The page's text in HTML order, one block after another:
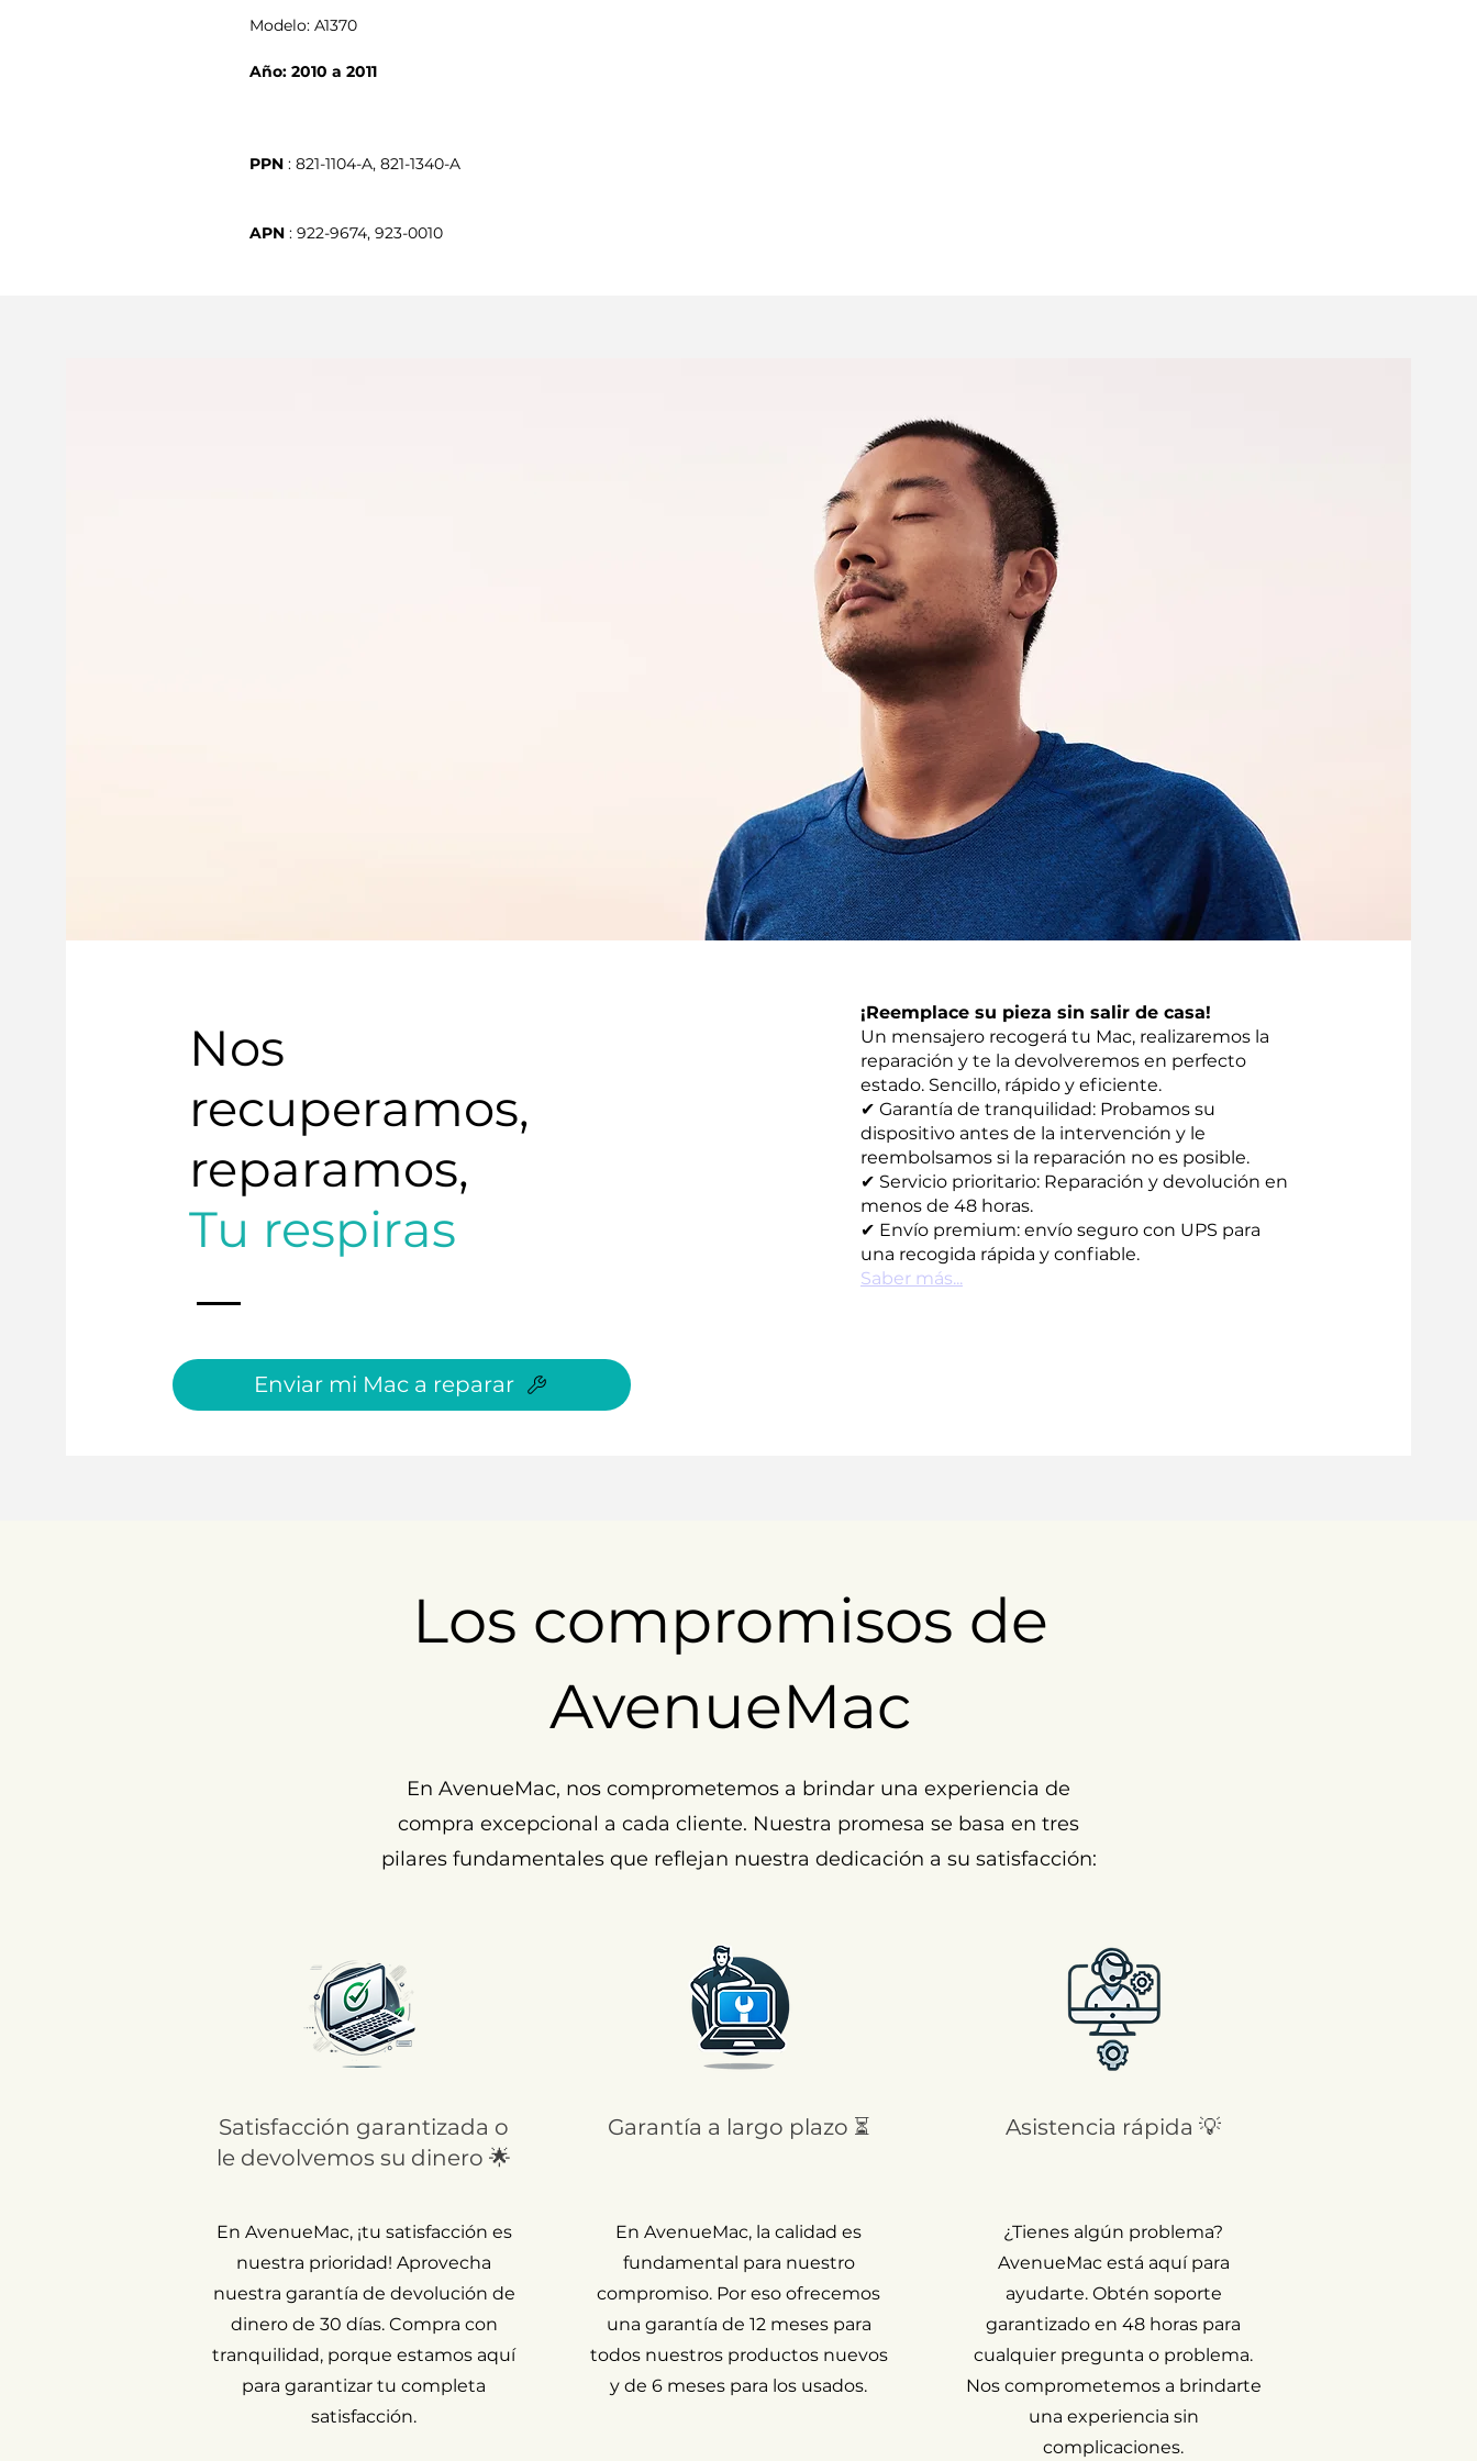
Modelo: A1370
Año: 2010 a 2011
PPN
APN : 922-9674, 923-0010
Nos
recuperamos,
reparamos,
Tu respiras
Enviar mi Mac a reparar
¡Reemplace su pieza sin salir de casa!
Un mensajero recogerá tu Mac, realizaremos la
reparación y te la devolveremos en perfecto
estado. Sencillo, rápido y eficiente.
✔ Garantía de tranquilidad: Probamos su
dispositivo antes de la intervención y le
reembolsamos si la reparación no es posible.
✔ Servicio prioritario: Reparación y devolución en
menos de 48 horas.
✔ Envío premium: envío seguro con UPS para
una recogida rápida y confiable.
Saber más...
Los compromisos de
AvenueMac
En AvenueMac, nos comprometemos a brindar una experiencia de
compra excepcional a cada cliente. Nuestra promesa se basa en tres
pilares fundamentales que reflejan nuestra dedicación a su satisfacción:
Satisfacción garantizada o
le devolvemos su dinero 🌟
En AvenueMac, ¡tu satisfacción es
nuestra prioridad! Aprovecha
nuestra garantía de devolución de
dinero de 30 días. Compra con
tranquilidad, porque estamos aquí
para garantizar tu completa
satisfacción.
Garantía a largo plazo ⏳
En AvenueMac, la calidad es
fundamental para nuestro
compromiso. Por eso ofrecemos
una garantía de 12 meses para
todos nuestros productos nuevos
y de 6 meses para los usados.
Asistencia rápida 💡
¿Tienes algún problema?
AvenueMac está aquí para
ayudarte. Obtén soporte
garantizado en 48 horas para
cualquier pregunta o problema.
Nos comprometemos a brindarte
una experiencia sin
complicaciones.